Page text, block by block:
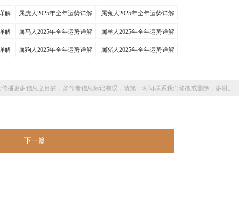
解 属虎人2025年全年运势详解 属兔人2025年全年运势详解
解 属马人2025年全年运势详解 属羊人2025年全年运势详解
解 属狗人2025年全年运势详解 属猪人2025年全年运势详解
播更多信息之目的，如作者信息标记有误，请第一时间联系我们修改或删除，多谢。
下一篇